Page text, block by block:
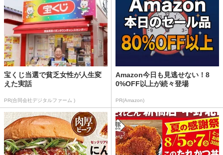
宝くじ当選で貧乏女性が人生変
えた実話
PR(合同会社デジタルファーム )
Amazon今日も見逃せない！8
0%OFF以上が続々登場
PR(Amazon)